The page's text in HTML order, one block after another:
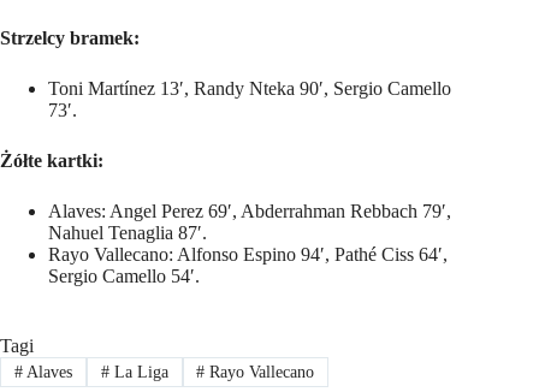
Strzelcy bramek:
Toni Martínez 13′, Randy Nteka 90′, Sergio Camello
73′.
Żółte kartki:
Alaves: Angel Perez 69′, Abderrahman Rebbach 79′,
Nahuel Tenaglia 87′.
Rayo Vallecano: Alfonso Espino 94′, Pathé Ciss 64′,
Sergio Camello 54′.
Tagi
#Alaves #La Liga # Rayo Vallecano